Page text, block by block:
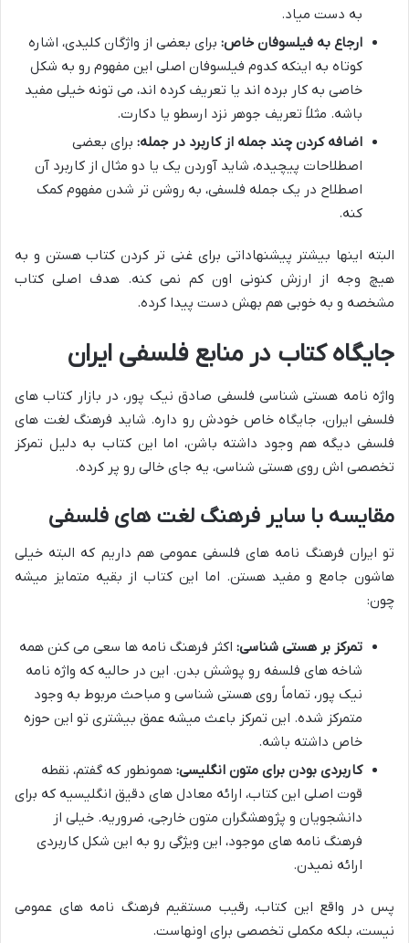
به دست میاد.
ارجاع به فیلسوفان خاص: برای بعضی از واژگان کلیدی، اشاره
کوتاه به اینکه کدوم فیلسوفان اصلی این مفهوم رو به شکل
خاصی به کار برده اند یا تعریف کرده اند، می تونه خیلی مفید
باشه. مثلاً تعریف جوهر نزد ارسطو یا دکارت.
اضافه کردن چند جمله از کاربرد در جمله: برای بعضی
اصطلاحات پیچیده، شاید آوردن یک یا دو مثال از کاربرد آن
اصطلاح در یک جمله فلسفی، به روشن تر شدن مفهوم کمک
کنه.
البته اینها بیشتر پیشنهاداتی برای غنی تر کردن کتاب هستن و به
هیچ وجه از ارزش کنونی اون کم نمی کنه. هدف اصلی کتاب
مشخصه و به خوبی هم بهش دست پیدا کرده.
جایگاه کتاب در منابع فلسفی ایران
واژه نامه هستی شناسی فلسفی صادق نیک پور، در بازار کتاب های
فلسفی ایران، جایگاه خاص خودش رو داره. شاید فرهنگ لغت های
فلسفی دیگه هم وجود داشته باشن، اما این کتاب به دلیل تمرکز
تخصصی اش روی هستی شناسی، یه جای خالی رو پر کرده.
مقایسه با سایر فرهنگ لغت های فلسفی
تو ایران فرهنگ نامه های فلسفی عمومی هم داریم که البته خیلی
هاشون جامع و مفید هستن. اما این کتاب از بقیه متمایز میشه
چون:
تمرکز بر هستی شناسی: اکثر فرهنگ نامه ها سعی می کنن همه
شاخه های فلسفه رو پوشش بدن. این در حالیه که واژه نامه
نیک پور، تماماً روی هستی شناسی و مباحث مربوط به وجود
متمرکز شده. این تمرکز باعث میشه عمق بیشتری تو این حوزه
خاص داشته باشه.
کاربردی بودن برای متون انگلیسی: همونطور که گفتم، نقطه
قوت اصلی این کتاب، ارائه معادل های دقیق انگلیسیه که برای
دانشجویان و پژوهشگران متون خارجی، ضروریه. خیلی از
فرهنگ نامه های موجود، این ویژگی رو به این شکل کاربردی
ارائه نمیدن.
پس در واقع این کتاب، رقیب مستقیم فرهنگ نامه های عمومی
نیست، بلکه مکملی تخصصی برای اونهاست.